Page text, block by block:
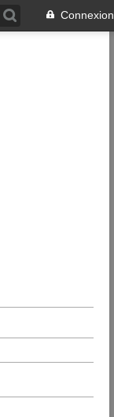
Connexion